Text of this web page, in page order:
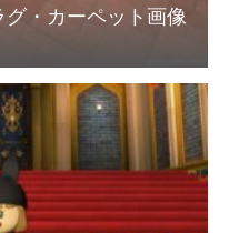
・カーペット画像